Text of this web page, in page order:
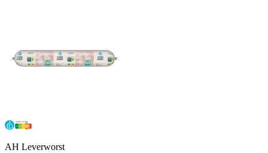
AH Leverworst